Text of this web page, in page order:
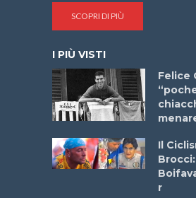
SCOPRI DI PIÙ
I PIÙ VISTI
Felice
Il
r